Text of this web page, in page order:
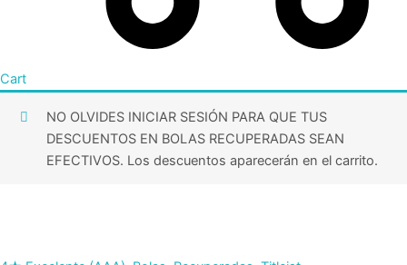
Cart
NO OLVIDES INICIAR SESIÓN PARA QUE TUS
DESCUENTOS EN BOLAS RECUPERADAS SEAN
EFECTIVOS. Los descuentos aparecerán en el carrito.